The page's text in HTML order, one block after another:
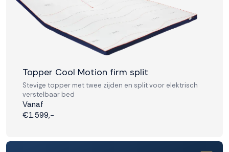
Topper Cool Motion firm split
Stevige topper met twee zijden en split voor elektrisch
verstelbaar bed
Vanaf
€1.599,-